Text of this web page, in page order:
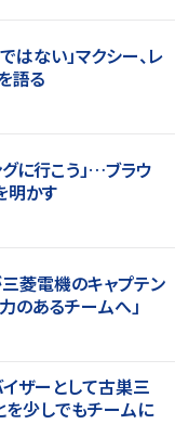
はない」マクシー、レ
語る
に行こう」…ブラウ
明かす
菱電機のキャプテン
のあるチームへ」
ザーとして古巣三
少しでもチームに